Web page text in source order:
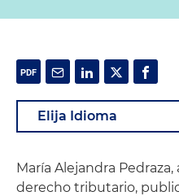
María Alejandra
derecho tributario,